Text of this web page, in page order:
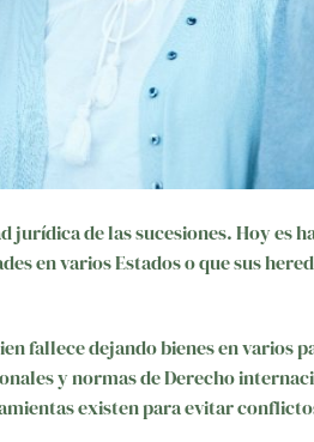
de las sucesiones. Hoy es
en varios Estados o que sus
fallece dejando bienes en varios
y normas de Derecho
existen para evitar